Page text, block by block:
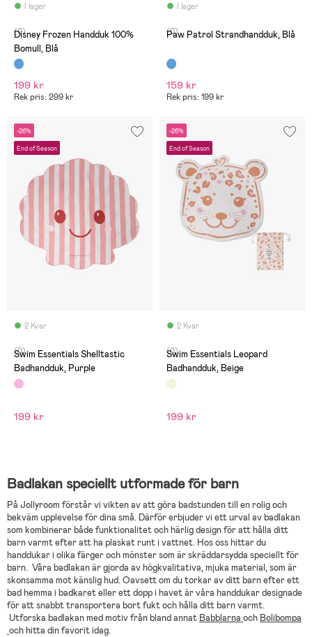
I lager
(0)
Disney Frozen Handduk 100%
Bomull, Blå
199 kr
Rek pris: 299 kr
I lager
(0)
Paw Patrol Strandhandduk, Blå
159 kr
Rek pris: 199 kr
-26%
End of Season
2 Kvar
(0)
Swim Essentials Shelltastic
Badhandduk, Purple
199 kr
-26%
End of Season
2 Kvar
(0)
Swim Essentials Leopard
Badhandduk, Beige
199 kr
Badlakan speciellt utformade för barn
På Jollyroom förstår vi vikten av att göra badstunden till en rolig och
bekväm upplevelse för dina små. Därför erbjuder vi ett urval av badlakan
som kombinerar både funktionalitet och härlig design för att hålla ditt
barn varmt efter att ha plaskat runt i vattnet. Hos oss hittar du
handdukar i olika färger och mönster som är skräddarsydda speciellt för
barn. Våra badlakan är gjorda av högkvalitativa, mjuka material, som är
skonsamma mot känslig hud. Oavsett om du torkar av ditt barn efter ett
bad hemma i badkaret eller ett dopp i havet är våra handdukar designade
för att snabbt transportera bort fukt och hålla ditt barn varmt.
Utforska badlakan med motiv från bland annat Babblarna och Bolibompa
och hitta din favorit idag.